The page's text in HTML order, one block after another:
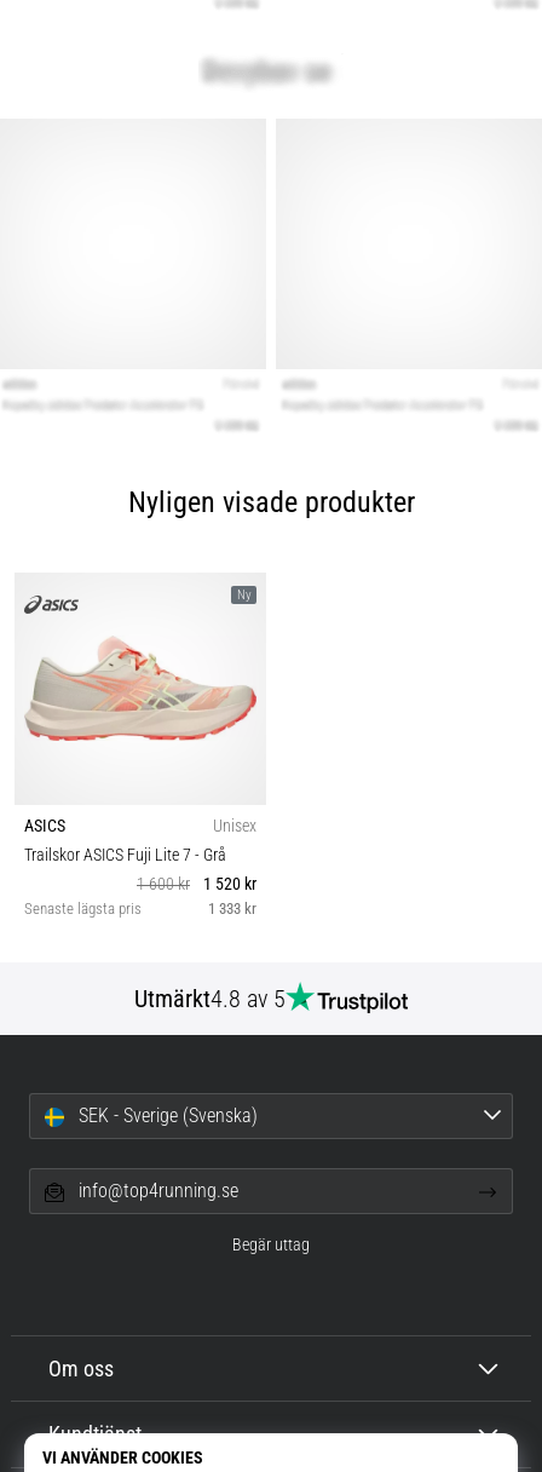
Nyligen visade produkter
Ny
ASICS
Unisex
Trailskor ASICS Fuji Lite 7 - Grå
1 600 kr
1 520 kr
Senaste lägsta pris 1 333 kr
Utmärkt4.8 av 5
Om oss
Kundtjänst
SEK - Sverige (Svenska)
info@top4running.se
Begär uttag